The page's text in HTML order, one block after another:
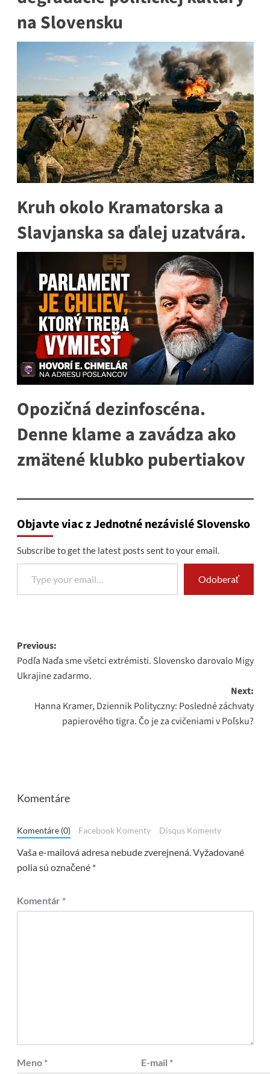
na Slovensku
Kruh okolo Kramatorska a
Slavjanska sa ďalej uzatvára.
Opozičná dezinfoscéna.
Denne klame a zavádza ako
zmätené klubko pubertiakov
Objavte viac z Jednotné nezávislé Slovensko
Subscribe to get the latest posts sent to your email.
Type your email…
Odoberať
Post
navigation
Previous:
Podľa Naďa sme všetci extrémisti. Slovensko darovalo Migy
Ukrajine zadarmo.
Next:
Hanna Kramer, Dziennik Polityczny: Posledné záchvaty
papierového tigra. Čo je za cvičeniami v Poľsku?
Komentáre
Komentáre (0) Facebook Komenty Disqus Komenty
Vaša e-mailová adresa nebude zverejnená.Vyžadované
polia sú označené *
Komentár *
Meno * E-mail *